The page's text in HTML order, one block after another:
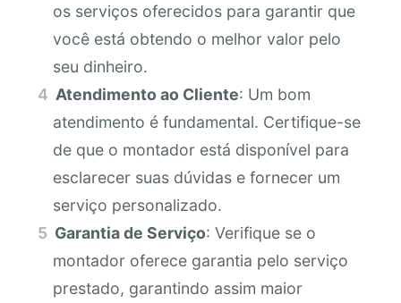
os serviços oferecidos para garantir que
você está obtendo o melhor valor pelo
seu dinheiro.
Atendimento ao Cliente: Um bom
atendimento é fundamental. Certifique-se
de que o montador está disponível para
esclarecer suas dúvidas e fornecer um
serviço personalizado.
Garantia de Serviço: Verifique se o
montador oferece garantia pelo serviço
prestado, garantindo assim maior